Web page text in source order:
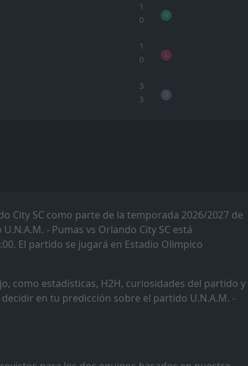
1
0
W
1
0
L
3
3
D
1
2
W
1
City SC como parte de la temporada 2026/2027 de
- Pumas vs Orlando City SC está
El partido se jugará en Estadio Olimpico
como estadísticas, H2H, curiosidades del partido y
en tu predicción sobre el partido U.N.A.M. -